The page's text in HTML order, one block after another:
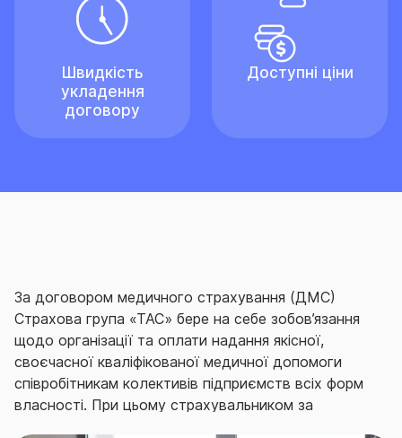
Швидкість
укладення
договору
Доступні ціни
За договором медичного страхування (ДМС)
Страхова група «ТАС» бере на себе зобов’язання
щодо організації та оплати надання якісної,
своєчасної кваліфікованої медичної допомоги
співробітникам колективів підприємств всіх форм
власності. При цьому страхувальником за